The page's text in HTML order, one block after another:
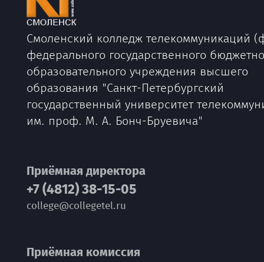
Смоленский колледж телекоммуникаций
федерального государственного
образовательного учреждения высшего
образования "Санкт-Петербургский
государственный университет
им. проф. М. А. Бонч-Бруевича"
Приёмная директора
+7 (4812) 38-15-05
college@collegetel.ru
Приёмная комиссия